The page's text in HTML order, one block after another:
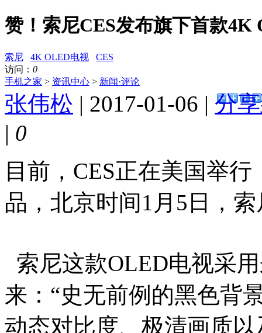
赞！索尼CES发布旗下首款4K
索尼 4K OLED电视
CES
访问： 0
手机之家 > 资讯中心 > 新闻·评论
张伟松 | 2017-01-06 | 分
| 0
目前，CES正在美国举
品，北京时间1月5日，
索尼这款OLED电视采
来：“史无前例的黑色背
动态对比度、极清画质